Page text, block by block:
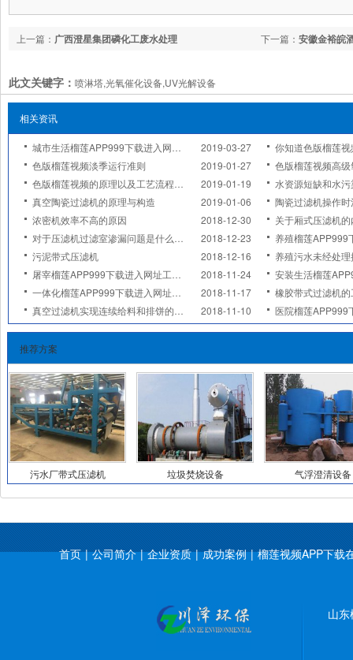
下一篇： 安徽金裕皖
上一篇： 广西澄星集团磷化工废水处理
此文关键字： 喷淋塔,光氧催化设备,UV光解设备
相关资讯
2019-03-27
城市生活榴莲APP999下载进入网址的六个步骤
你知道色版榴莲视频中常
2019-01-27
色版榴莲视频淡季运行准则
色版榴莲视频高级氧
2019-01-19
色版榴莲视频的原理以及工艺流程简介
水资源短缺和水
2019-01-06
真空陶瓷过滤机的原理与构造
陶瓷过滤机操作
2018-12-30
浓密机效率不高的原因
关于厢式压滤机
2018-12-23
对于压滤机过滤室渗漏问题是什么原因造成的
养殖榴莲APP999
2018-12-16
污泥带式压滤机
养殖污水未经处
2018-11-24
屠宰榴莲APP999下载进入网址工作流程
安装生活榴莲APP999下
2018-11-17
一体化榴莲APP999下载进入网址的关键是材质
橡胶带式过滤机
2018-11-10
真空过滤机实现连续给料和排饼的方式 医院榴莲APP999下载
推荐方案
污水厂带式压滤机 垃圾焚烧设备 气浮澄清设备
首页 | 公司简介 | 企业资质 | 成功案例 | 榴莲视频APP下载
山